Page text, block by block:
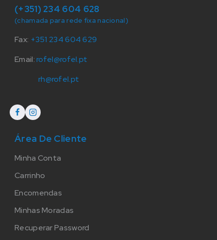
(+351) 234 604 628
(chamada para rede fixa nacional)
Fax: +351 234 604 629
Email:rofel@rofel.pt
rh@rofel.pt
Área De Cliente
Minha Conta
Carrinho
Encomendas
Minhas Moradas
Recuperar Password